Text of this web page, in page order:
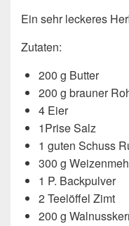
Ein sehr leckeres
Zutaten:
200 g Butter
200 g brauner
4 Eier
1Prise Salz
1 guten Schuss
300 g
1 P. Backpulver
2 Teelöffel Zimt
200 g